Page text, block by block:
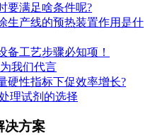
要满足啥条件呢?
生产线的预热装置作用是什
备工艺步骤必知项！
我们代言
硬性指标下促效率增长?
理试剂的选择
决方案